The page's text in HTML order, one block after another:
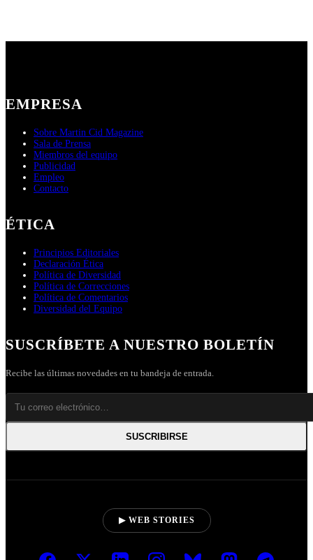
EMPRESA
Sobre Martin Cid Magazine
Sala de Prensa
Miembros del equipo
Publicidad
Empleo
Contacto
ÉTICA
Principios Editoriales
Declaración Ética
Política de Diversidad
Política de Correcciones
Política de Comentarios
Diversidad del Equipo
SUSCRÍBETE A NUESTRO BOLETÍN
Recibe las últimas novedades en tu bandeja de entrada.
SUSCRIBIRSE
▶ WEB STORIES